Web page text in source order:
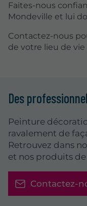
Faites-nous
Mondeville et lui
Contactez-nous
de votre lieu de vie
Des
Peinture
ravalement de
Retrouvez dans
et nos produits
Contactez-